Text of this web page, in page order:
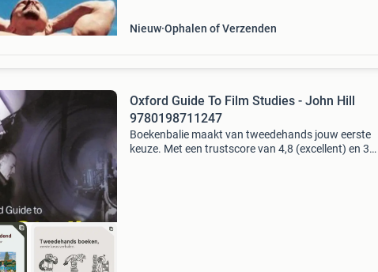
Nieuw Ophalen of Verzenden
Oxford Guide To Film Studies - John Hill
9780198711247
Boekenbalie maakt van tweedehands jouw eerste
keuze. Met een trustscore van 4,8 (excellent) en 30